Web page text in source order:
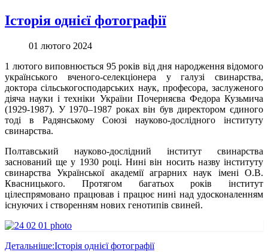
Історія однієї фотографії
01 лютого 2024
1 лютого виповнюється 95 років від дня народження відомого
українського вченого-селекціонера у галузі свинарства,
доктора сільськогосподарських наук, професора, заслуженого
діяча науки і техніки України Почерняєва Федора Кузьмича
(1929-1987). У 1970–1987 роках він був директором єдиного
тоді в Радянському Союзі науково-дослідного інституту
свинарства.
Полтавський науково-дослідний інститут свинарства
заснований ще у 1930 році. Нині він носить назву інституту
свинарства Української академії аграрних наук імені О.В.
Квасницького. Протягом багатьох років інститут
цілеспрямовано працював і працює нині над удосконаленням
існуючих і створенням нових генотипів свиней.
Детальніше:Історія однієї фотографії